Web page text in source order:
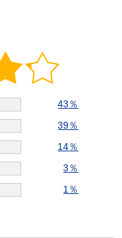
43 ％
39％
14％
3 ％
1％